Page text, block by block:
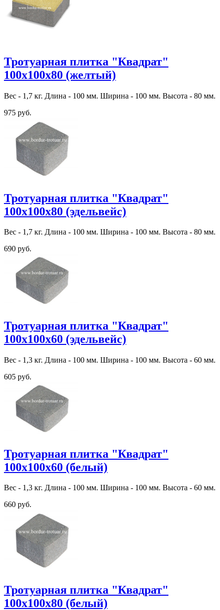
Тротуарная плитка "Квадрат"
100х100х80 (желтый)
Вес - 1,7 кг. Длина - 100 мм. Ширина - 100 мм. Высота - 80 мм.
975 руб.
Тротуарная плитка "Квадрат"
100х100х80 (эдельвейс)
Вес - 1,7 кг. Длина - 100 мм. Ширина - 100 мм. Высота - 80 мм.
690 руб.
Тротуарная плитка "Квадрат"
100х100х60 (эдельвейс)
Вес - 1,3 кг. Длина - 100 мм. Ширина - 100 мм. Высота - 60 мм.
605 руб.
Тротуарная плитка "Квадрат"
100х100х60 (белый)
Вес - 1,3 кг. Длина - 100 мм. Ширина - 100 мм. Высота - 60 мм.
660 руб.
Тротуарная плитка "Квадрат"
100х100х80 (белый)